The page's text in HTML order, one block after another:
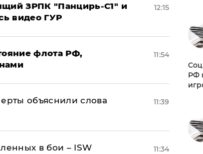
ЗРПК "Панцирь-С1" и
видео ГУР
12:15
флота РФ,
11:54
объяснили слова
11:39
в бои – ISW 11:34
РФ